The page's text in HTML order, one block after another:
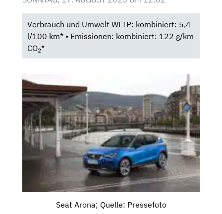
Verbrauch und Umwelt WLTP: kombiniert: 5,4
l/100 km* • Emissionen: kombiniert: 122 g/km
CO2*
Seat Arona; Quelle: Pressefoto